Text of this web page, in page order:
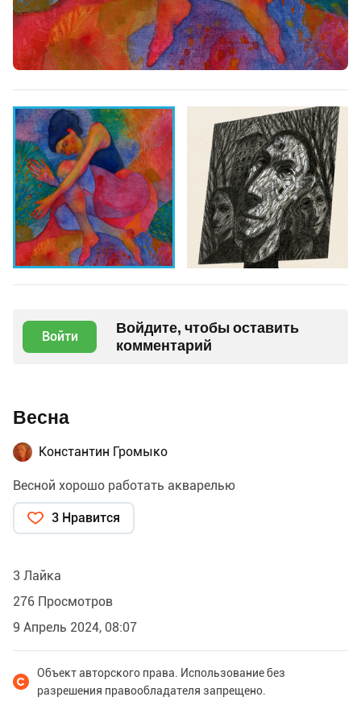
Войти
Войдите, чтобы оставить
комментарий
Весна
Константин Громыко
Весной хорошо работать акварелью
3 Нравится
3 Лайка
276 Просмотров
9 Апрель 2024, 08:07
Объект авторского права. Использование без
разрешения правообладателя запрещено.